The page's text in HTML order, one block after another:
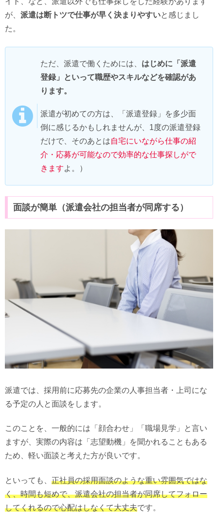
が、 派遣は断トツで仕事が早く決まりやすいと感じまし
た。
ただ、派遣で働くためには、 はじめに「派遣
登録」といって職歴やスキルなどを確認があ
ります。
派遣が初めての方は、「派遣登録」を多少面
倒に感じるかもしれませんが、1度の派遣登録
だけで、そのあとは自宅にいながら仕事の紹
介・応募が可能なので効率的な仕事探しがで
きますよ。）
面談が簡単（派遣会社の担当者が同席する）
派遣では、採用前に応募先の企業の人事担当者・上司にな
る予定の人と面談をします。
このことを、一般的には「顔合わせ」「職場見学」と言い
ますが、実際の内容は「志望動機」を聞かれることもある
ため、軽い面談と考えた方が良いです。
といっても、 正社員の採用面談のような重い雰囲気ではな
く、時間も短めで、派遣会社の担当者が同席してフォロー
してくれるので心配はしなくて大丈夫です。